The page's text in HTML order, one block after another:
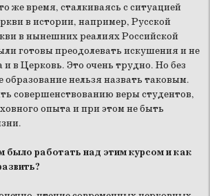
же время, сталкиваясь с ситуацией
в истории, например, Русской
в нынешних реалиях Российской
готовы преодолевать искушения и не
и в Церковь. Это очень трудно. Но без
образование нельзя назвать таковым.
совершенствованию веры студентов,
опыта и при этом не быть
было работать над этим курсом и как